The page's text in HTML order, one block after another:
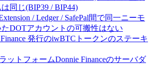
同じ(BIP39 / BIP44)
/ Ledger / SafePal間で同一ニーモ
DOTアカウントの可搬性はない
発行のiwBTCトークンのステーキ
ットフォームDonnie Financeのサーバダ